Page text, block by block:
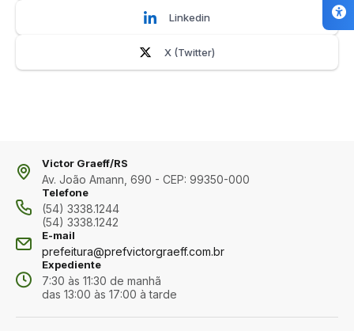
Linkedin
X (Twitter)
Victor Graeff/RS
Av. João Amann, 690 - CEP: 99350-000
Telefone
(54) 3338.1244
(54) 3338.1242
E-mail
prefeitura@prefvictorgraeff.com.br
Expediente
7:30 às 11:30 de manhã
das 13:00 às 17:00 à tarde